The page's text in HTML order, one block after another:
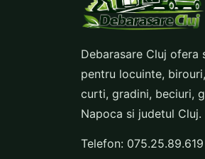
Debarasare Cluj
pentru locuinte,
curti, gradini, beciuri,
Napoca si judetul Cluj.
Telefon: 075.25.89.619